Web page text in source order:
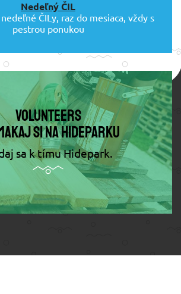
Nedeľný ČIL
ČILy, raz do mesiaca, vždy s
pestrou ponukou
Volunteers
si na Hideparku
sa k tímu Hidepark.